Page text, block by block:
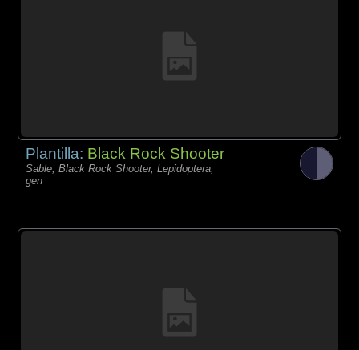
Plantilla: Black Rock Shooter
Sable, Black Rock Shooter, Lepidoptera,
gen